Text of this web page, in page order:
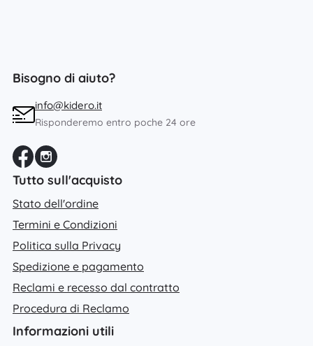
Bisogno di aiuto?
info@kidero.it
Risponderemo entro poche 24 ore
Tutto sull'acquisto
Stato dell'ordine
Termini e Condizioni
Politica sulla Privacy
Spedizione e pagamento
Reclami e recesso dal contratto
Procedura di Reclamo
Informazioni utili